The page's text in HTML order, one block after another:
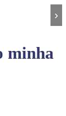
›
minha